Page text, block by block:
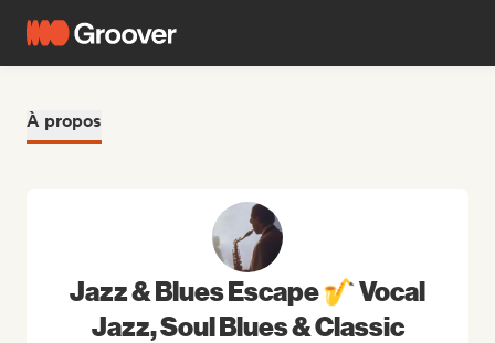
À propos
Jazz & Blues Escape 🎷 Vocal
Jazz, Soul Blues & Classic